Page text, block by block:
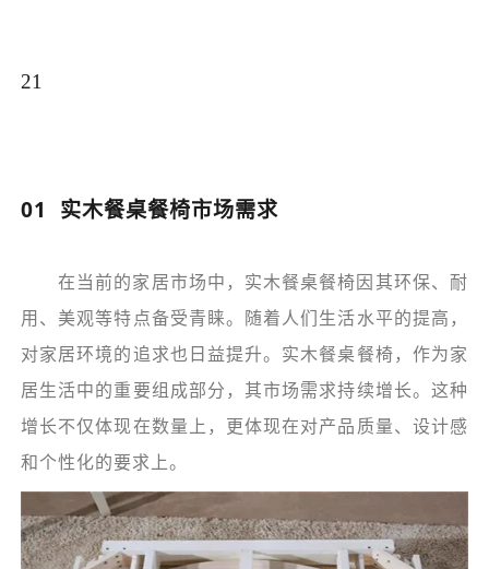
21
01 实木餐桌餐椅市场需求
在当前的家居市场中，实木餐桌餐椅因其环保、耐
用、美观等特点备受青睐。随着人们生活水平的提高，
对家居环境的追求也日益提升。实木餐桌餐椅，作为家
居生活中的重要组成部分，其市场需求持续增长。这种
增长不仅体现在数量上，更体现在对产品质量、设计感
和个性化的要求上。